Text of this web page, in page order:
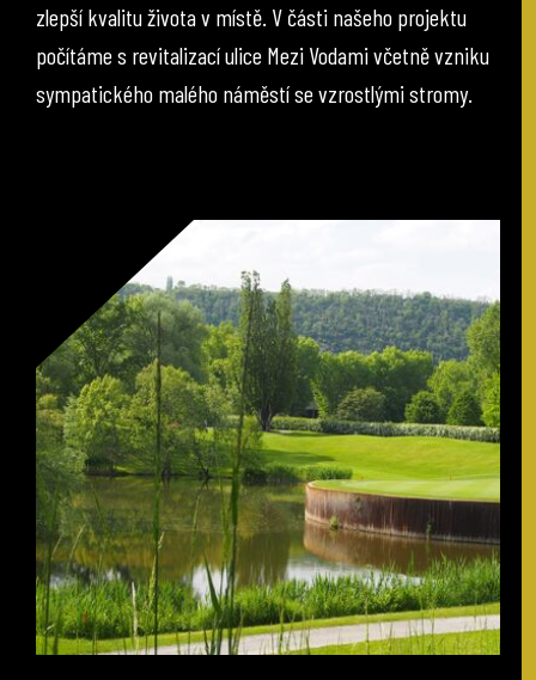
zlepší kvalitu života v místě. V části našeho projektu
počítáme s revitalizací ulice Mezi Vodami včetně vzniku
sympatického malého náměstí se vzrostlými stromy.